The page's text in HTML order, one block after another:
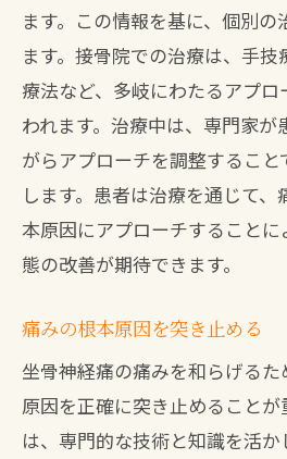
ます。この情報を基に、個別
ます。接骨院での治療は、手
療法など、多岐にわたるアプ
われます。治療中は、専門家
がらアプローチを調整するこ
します。患者は治療を通じて
本原因にアプローチすること
態の改善が期待できます。
痛みの根本原因を突き止める
坐骨神経痛の痛みを和らげる
原因を正確に突き止めること
は、専門的な技術と知識を活